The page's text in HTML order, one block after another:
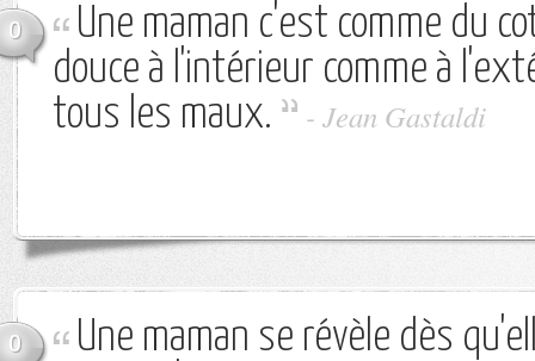
0
Une maman c'est comme du
douce à l'intérieur comme à
tous les maux.
- Jean Gastaldi
0
Une maman se révèle dès